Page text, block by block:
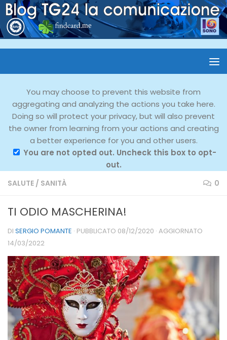
You may choose to prevent this website from
aggregating and analyzing the actions you take here.
Doing so will protect your privacy, but will also prevent
the owner from learning from your actions and creating
a better experience for you and other users.
You are not opted out. Uncheck this box to opt-
out.
SALUTE / SANITÀ 0
TI ODIO MASCHERINA!
DI SERGIO POMANTE · PUBBLICATO 08/12/2020 · AGGIORNATO
14/03/2022